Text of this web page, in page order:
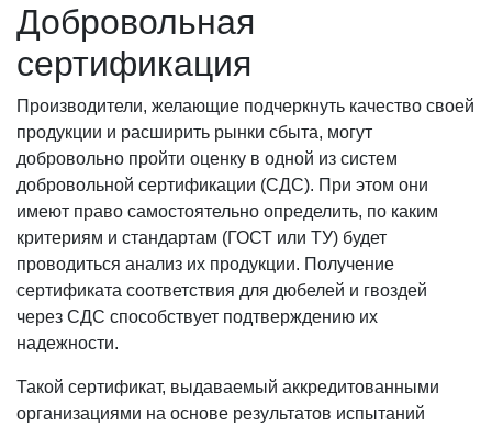
Добровольная
сертификация
Производители, желающие подчеркнуть качество своей
продукции и расширить рынки сбыта, могут
добровольно пройти оценку в одной из систем
добровольной сертификации (СДС). При этом они
имеют право самостоятельно определить, по каким
критериям и стандартам (ГОСТ или ТУ) будет
проводиться анализ их продукции. Получение
сертификата соответствия для дюбелей и гвоздей
через СДС способствует подтверждению их
надежности.
Такой сертификат, выдаваемый аккредитованными
организациями на основе результатов испытаний